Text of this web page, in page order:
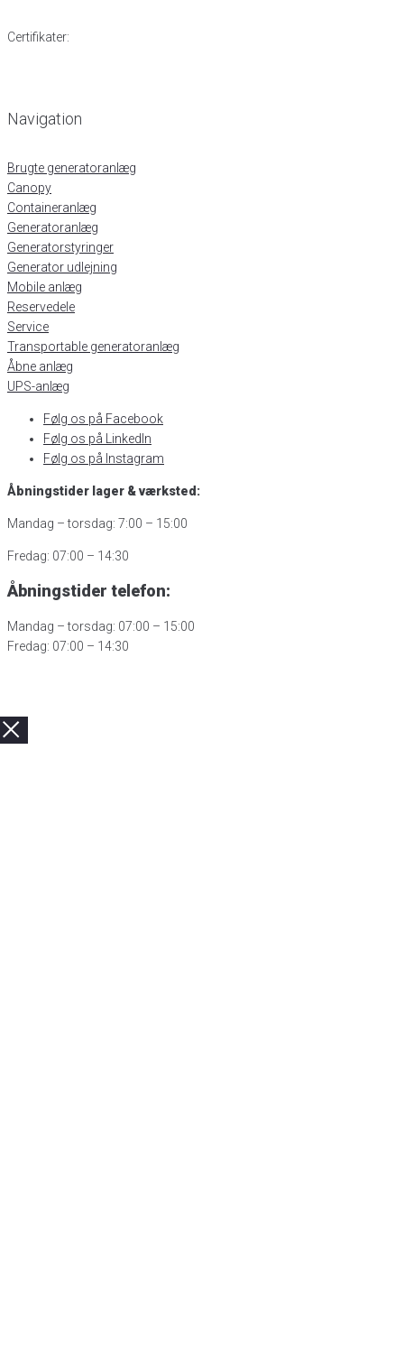
Certifikater:
Navigation
Brugte generatoranlæg
Canopy
Containeranlæg
Generatoranlæg
Generatorstyringer
Generator udlejning
Mobile anlæg
Reservedele
Service
Transportable generatoranlæg
Åbne anlæg
UPS-anlæg
Følg os på Facebook
Følg os på LinkedIn
Følg os på Instagram
Åbningstider lager & værksted:
Mandag – torsdag: 7:00 – 15:00
Fredag: 07:00 – 14:30
Åbningstider telefon:
Mandag – torsdag: 07:00 – 15:00
Fredag: 07:00 – 14:30